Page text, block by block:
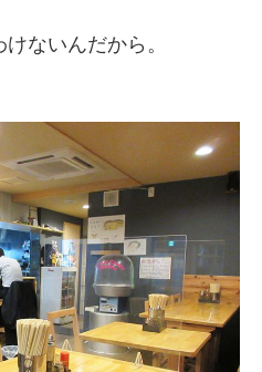
ないんだから。